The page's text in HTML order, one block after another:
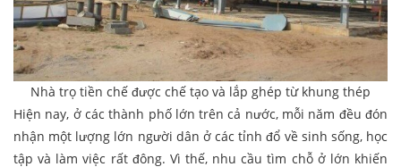
Nhà trọ tiền chế được chế tạo và lắp ghép từ khung thép
Hiện nay, ở các thành phố lớn trên cả nước, mỗi năm đều đón
nhận một lượng lớn người dân ở các tỉnh đổ về sinh sống, học
tập và làm việc rất đông. Vì thế, nhu cầu tìm chỗ ở lớn khiến